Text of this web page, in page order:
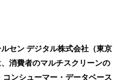
セン デジタル株式会社（東京
消費者のマルチスクリーンの
ンシューマー・データベース